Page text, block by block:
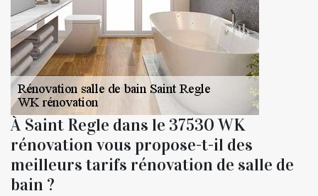
À Saint Regle dans le 37530 WK
rénovation vous propose-t-il des
meilleurs tarifs rénovation de salle de
bain ?